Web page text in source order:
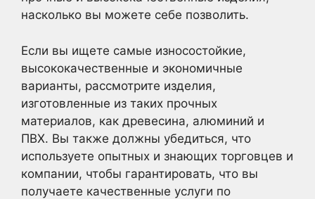
насколько вы можете себе позволить.
Если вы ищете самые износостойкие,
высококачественные и экономичные
варианты, рассмотрите изделия,
изготовленные из таких прочных
материалов, как древесина, алюминий и
ПВХ. Вы также должны убедиться, что
используете опытных и знающих торговцев и
компании, чтобы гарантировать, что вы
получаете качественные услуги по